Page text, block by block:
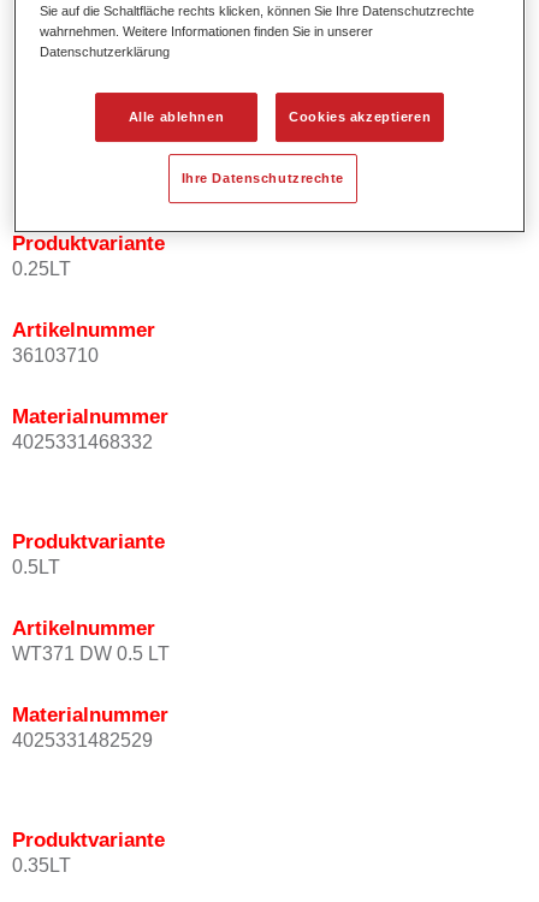
Bietet eine hohe Farbtongenauigkeit und gleichmäßige
Effektausrichtung.
Fördert kurze Prozesszeiten.
Ermöglicht einfaches und sicheres Einlackieren.
Kann variabel eingesetzt werden, z.B. für Innenraum-,
Mehrschicht- und Mehrfarbenlackierungen.
Produktvariante
0.25LT
Artikelnummer
36103710
Materialnummer
4025331468332
Produktvariante
0.5LT
Artikelnummer
WT371 DW 0.5 LT
Materialnummer
4025331482529
Produktvariante
0.35LT
Sie auf die Schaltfläche rechts klicken, können Sie Ihre Datenschutzrechte
wahrnehmen. Weitere Informationen finden Sie in unserer
Datenschutzerklärung
Alle ablehnen Cookies akzeptieren
Ihre Datenschutzrechte